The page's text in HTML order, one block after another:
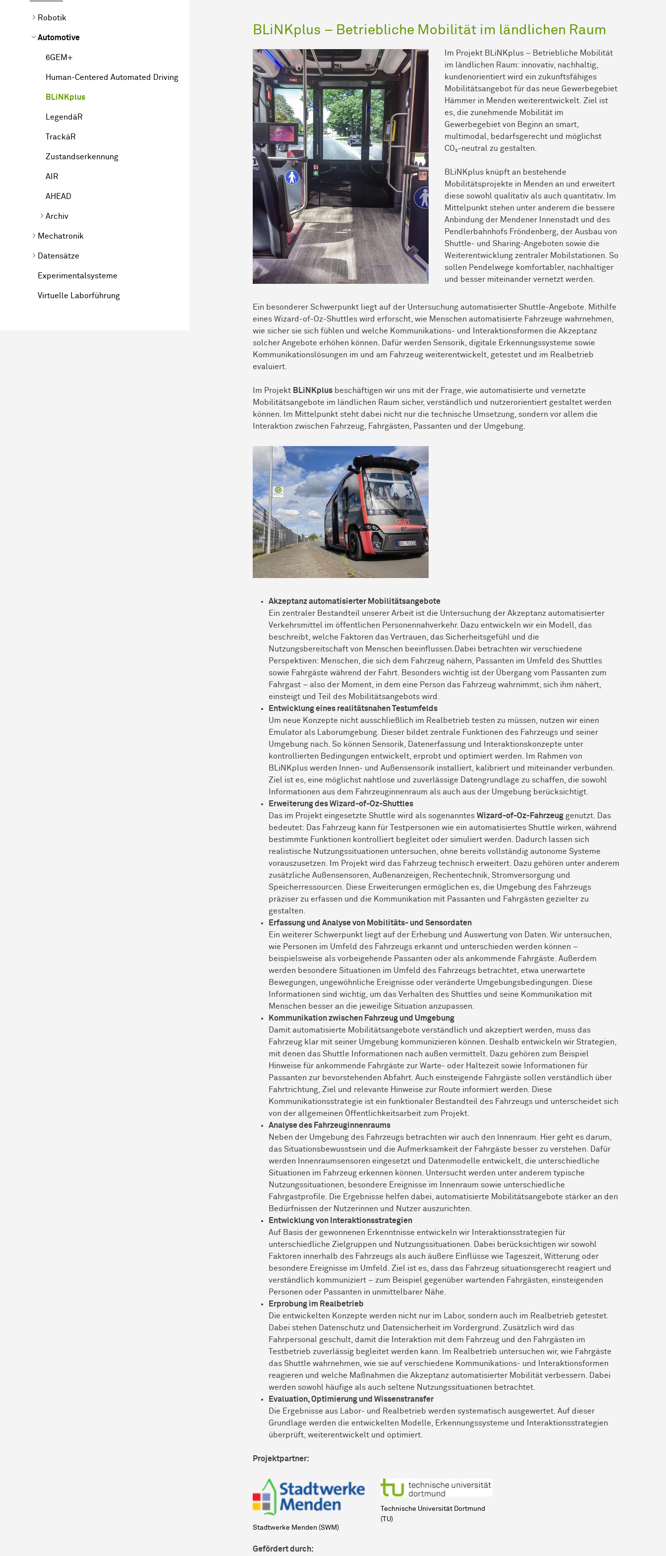
Robotik
Automotive
6GEM+
Human-Centered Automated Driving
BLiNKplus
LegendäR
TrackäR
Zustandserkennung
AIR
AHEAD
Archiv
Mechatronik
Datensätze
Experimentalsysteme
Virtuelle Laborführung
BLiNKplus – Betriebliche Mobilität im ländlichen Raum
Im Projekt BLiNKplus – Betriebliche Mobilität
im ländlichen Raum: innovativ, nachhaltig,
kundenorientiert wird ein zukunftsfähiges
Mobilitätsangebot für das neue Gewerbegebiet
Hämmer in Menden weiterentwickelt. Ziel ist
es, die zunehmende Mobilität im
Gewerbegebiet von Beginn an smart,
multimodal, bedarfsgerecht und möglichst
CO₂-neutral zu gestalten.
BLiNKplus knüpft an bestehende
Mobilitätsprojekte in Menden an und erweitert
diese sowohl qualitativ als auch quantitativ. Im
Mittelpunkt stehen unter anderem die bessere
Anbindung der Mendener Innenstadt und des
Pendlerbahnhofs Fröndenberg, der Ausbau von
Shuttle- und Sharing-Angeboten sowie die
Weiterentwicklung zentraler Mobilstationen. So
sollen Pendelwege komfortabler, nachhaltiger
und besser miteinander vernetzt werden.
Ein besonderer Schwerpunkt liegt auf der Untersuchung automatisierter Shuttle-Angebote. Mithilfe
eines Wizard-of-Oz-Shuttles wird erforscht, wie Menschen automatisierte Fahrzeuge wahrnehmen,
wie sicher sie sich fühlen und welche Kommunikations- und Interaktionsformen die Akzeptanz
solcher Angebote erhöhen können. Dafür werden Sensorik, digitale Erkennungssysteme sowie
Kommunikationslösungen im und am Fahrzeug weiterentwickelt, getestet und im Realbetrieb
evaluiert.
Im Projekt BLiNKplus beschäftigen wir uns mit der Frage, wie automatisierte und vernetzte
Mobilitätsangebote im ländlichen Raum sicher, verständlich und nutzerorientiert gestaltet werden
können. Im Mittelpunkt steht dabei nicht nur die technische Umsetzung, sondern vor allem die
Interaktion zwischen Fahrzeug, Fahrgästen, Passanten und der Umgebung.
Akzeptanz automatisierter Mobilitätsangebote
Ein zentraler Bestandteil unserer Arbeit ist die Untersuchung der Akzeptanz automatisierter
Verkehrsmittel im öffentlichen Personennahverkehr. Dazu entwickeln wir ein Modell, das
beschreibt, welche Faktoren das Vertrauen, das Sicherheitsgefühl und die
Nutzungsbereitschaft von Menschen beeinflussen.Dabei betrachten wir verschiedene
Perspektiven: Menschen, die sich dem Fahrzeug nähern, Passanten im Umfeld des Shuttles
sowie Fahrgäste während der Fahrt. Besonders wichtig ist der Übergang vom Passanten zum
Fahrgast – also der Moment, in dem eine Person das Fahrzeug wahrnimmt, sich ihm nähert,
einsteigt und Teil des Mobilitätsangebots wird.
Entwicklung eines realitätsnahen Testumfelds
Um neue Konzepte nicht ausschließlich im Realbetrieb testen zu müssen, nutzen wir einen
Emulator als Laborumgebung. Dieser bildet zentrale Funktionen des Fahrzeugs und seiner
Umgebung nach. So können Sensorik, Datenerfassung und Interaktionskonzepte unter
kontrollierten Bedingungen entwickelt, erprobt und optimiert werden. Im Rahmen von
BLiNKplus werden Innen- und Außensensorik installiert, kalibriert und miteinander verbunden.
Ziel ist es, eine möglichst nahtlose und zuverlässige Datengrundlage zu schaffen, die sowohl
Informationen aus dem Fahrzeuginnenraum als auch aus der Umgebung berücksichtigt.
Erweiterung des Wizard-of-Oz-Shuttles
Das im Projekt eingesetzte Shuttle wird als sogenanntes Wizard-of-Oz-Fahrzeug genutzt. Das
bedeutet: Das Fahrzeug kann für Testpersonen wie ein automatisiertes Shuttle wirken, während
bestimmte Funktionen kontrolliert begleitet oder simuliert werden. Dadurch lassen sich
realistische Nutzungssituationen untersuchen, ohne bereits vollständig autonome Systeme
vorauszusetzen. Im Projekt wird das Fahrzeug technisch erweitert. Dazu gehören unter anderem
zusätzliche Außensensoren, Außenanzeigen, Rechentechnik, Stromversorgung und
Speicherressourcen. Diese Erweiterungen ermöglichen es, die Umgebung des Fahrzeugs
präziser zu erfassen und die Kommunikation mit Passanten und Fahrgästen gezielter zu
gestalten.
Erfassung und Analyse von Mobilitäts- und Sensordaten
Ein weiterer Schwerpunkt liegt auf der Erhebung und Auswertung von Daten. Wir untersuchen,
wie Personen im Umfeld des Fahrzeugs erkannt und unterschieden werden können –
beispielsweise als vorbeigehende Passanten oder als ankommende Fahrgäste. Außerdem
werden besondere Situationen im Umfeld des Fahrzeugs betrachtet, etwa unerwartete
Bewegungen, ungewöhnliche Ereignisse oder veränderte Umgebungsbedingungen. Diese
Informationen sind wichtig, um das Verhalten des Shuttles und seine Kommunikation mit
Menschen besser an die jeweilige Situation anzupassen.
Kommunikation zwischen Fahrzeug und Umgebung
Damit automatisierte Mobilitätsangebote verständlich und akzeptiert werden, muss das
Fahrzeug klar mit seiner Umgebung kommunizieren können. Deshalb entwickeln wir Strategien,
mit denen das Shuttle Informationen nach außen vermittelt. Dazu gehören zum Beispiel
Hinweise für ankommende Fahrgäste zur Warte- oder Haltezeit sowie Informationen für
Passanten zur bevorstehenden Abfahrt. Auch einsteigende Fahrgäste sollen verständlich über
Fahrtrichtung, Ziel und relevante Hinweise zur Route informiert werden. Diese
Kommunikationsstrategie ist ein funktionaler Bestandteil des Fahrzeugs und unterscheidet sich
von der allgemeinen Öffentlichkeitsarbeit zum Projekt.
Analyse des Fahrzeuginnenraums
Neben der Umgebung des Fahrzeugs betrachten wir auch den Innenraum. Hier geht es darum,
das Situationsbewusstsein und die Aufmerksamkeit der Fahrgäste besser zu verstehen. Dafür
werden Innenraumsensoren eingesetzt und Datenmodelle entwickelt, die unterschiedliche
Situationen im Fahrzeug erkennen können. Untersucht werden unter anderem typische
Nutzungssituationen, besondere Ereignisse im Innenraum sowie unterschiedliche
Fahrgastprofile. Die Ergebnisse helfen dabei, automatisierte Mobilitätsangebote stärker an den
Bedürfnissen der Nutzerinnen und Nutzer auszurichten.
Entwicklung von Interaktionsstrategien
Auf Basis der gewonnenen Erkenntnisse entwickeln wir Interaktionsstrategien für
unterschiedliche Zielgruppen und Nutzungssituationen. Dabei berücksichtigen wir sowohl
Faktoren innerhalb des Fahrzeugs als auch äußere Einflüsse wie Tageszeit, Witterung oder
besondere Ereignisse im Umfeld. Ziel ist es, dass das Fahrzeug situationsgerecht reagiert und
verständlich kommuniziert – zum Beispiel gegenüber wartenden Fahrgästen, einsteigenden
Personen oder Passanten in unmittelbarer Nähe.
Erprobung im Realbetrieb
Die entwickelten Konzepte werden nicht nur im Labor, sondern auch im Realbetrieb getestet.
Dabei stehen Datenschutz und Datensicherheit im Vordergrund. Zusätzlich wird das
Fahrpersonal geschult, damit die Interaktion mit dem Fahrzeug und den Fahrgästen im
Testbetrieb zuverlässig begleitet werden kann. Im Realbetrieb untersuchen wir, wie Fahrgäste
das Shuttle wahrnehmen, wie sie auf verschiedene Kommunikations- und Interaktionsformen
reagieren und welche Maßnahmen die Akzeptanz automatisierter Mobilität verbessern. Dabei
werden sowohl häufige als auch seltene Nutzungssituationen betrachtet.
Evaluation, Optimierung und Wissenstransfer
Die Ergebnisse aus Labor- und Realbetrieb werden systematisch ausgewertet. Auf dieser
Grundlage werden die entwickelten Modelle, Erkennungssysteme und Interaktionsstrategien
überprüft, weiterentwickelt und optimiert.
Projektpartner:
Stadtwerke Menden (SWM)
Technische Universität Dortmund
(TU)
Gefördert durch: